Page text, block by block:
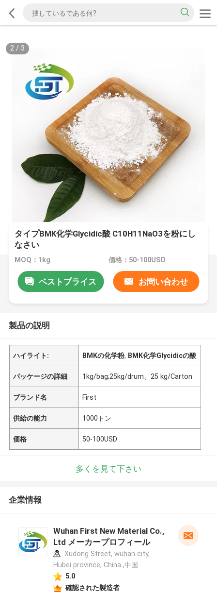
2/ 3
タイプBMK化学Glycidic酸 C10H11NaO3を粉にし
なさい
MOQ：1kg 価格：50-100USD
ベストプライス お問い合わせ
製品の説明
ハイライト: BMKの化学粉, BMK化学Glycidicの酸
パッケージの詳細 1kg/bag;25kg/drum、25 kg/Carton
ブランド名 First
供給の能力 1000トン
価格 50-100USD
多くを見て下さい
企業情報
Wuhan First New Material Co.,
Ltd メーカープロフィール
Xudong Street, wuhan city,
Hubei province, China ,中国
5.0
確認された製造者